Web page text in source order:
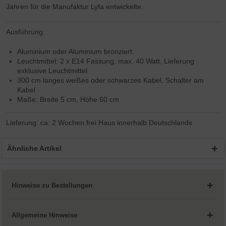
Jahren für die Manufaktur Lyfa entwickelte.
Ausführung:
Aluminium oder Aluminium bronziert
Leuchtmittel: 2 x E14 Fassung, max. 40 Watt, Lieferung
exklusive Leuchtmittel
300 cm langes weißes oder schwarzes Kabel, Schalter am
Kabel
Maße: Breite 5 cm, Höhe 60 cm
Lieferung: ca. 2 Wochen frei Haus innerhalb Deutschlands
Ähnliche Artikel
Hinweise zu Bestellungen
Allgemeine Hinweise